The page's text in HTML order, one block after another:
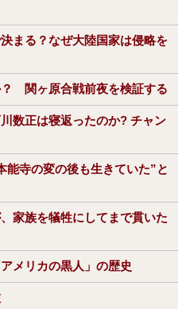
まる？なぜ大陸国家は侵略を
関ヶ原合戦前夜を検証する
数正は寝返ったのか? チャン
能寺の変の後も生きていた”と
家族を犠牲にしてまで貫いた
メリカの黒人」の歴史